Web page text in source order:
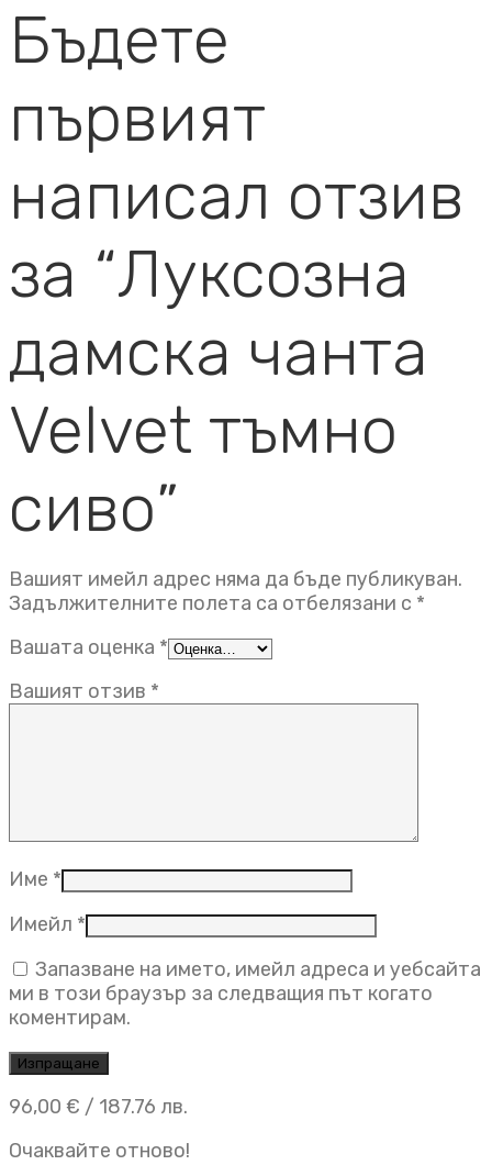
Бъдете
първият
написал отзив
за “Луксозна
дамска чанта
Velvet тъмно
сиво”
Вашият имейл адрес няма да бъде публикуван.
Задължителните полета са отбелязани с *
Вашата оценка *
Вашият отзив *
Име *
Имейл *
Запазване на името, имейл адреса и уебсайта
ми в този браузър за следващия път когато
коментирам.
96,00 € / 187.76 лв.
Очаквайте отново!